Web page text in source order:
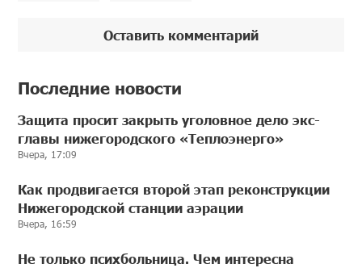
Оставить комментарий
Последние новости
Защита просит закрыть уголовное дело экс-
главы нижегородского «Теплоэнерго»
Вчера, 17:09
Как продвигается второй этап реконструкции
Нижегородской станции аэрации
Вчера, 16:59
Не только психбольница. Чем интересна